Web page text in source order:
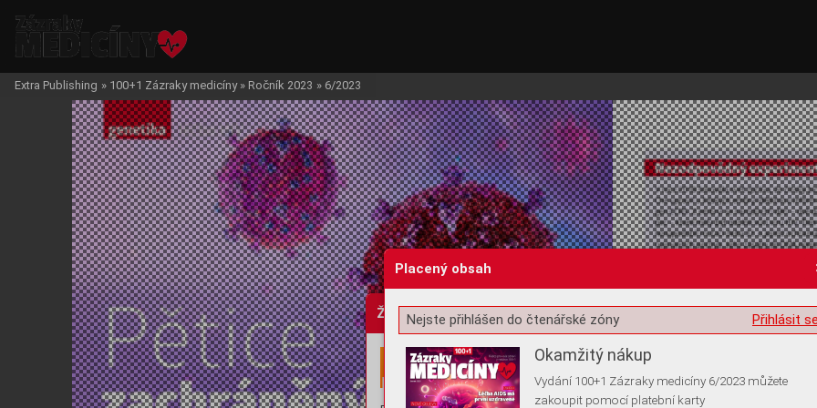
Žádost o souhlas s ukládáním volitelných informací
Extra Publishing » 100+1 Zázraky medicíny » Ročník 2023 » 6/2023
Placený obsah
Přihlásit
Nejste přihlášen do čtenářské zóny
Okamžitý nákup
Vydání 100+1 Zázraky medicíny 6/2023 můžete
zakoupit pomocí platební karty